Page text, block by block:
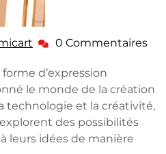
dgcomicart
0 Commentaires
d’expression
le monde de la création
technologie et la créativité,
des possibilités
leurs idées de manière